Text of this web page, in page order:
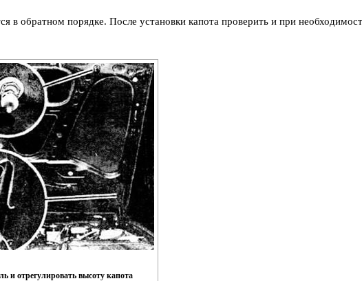
в обратном порядке. После установки капота проверить и при
и отрегулировать высоту капота